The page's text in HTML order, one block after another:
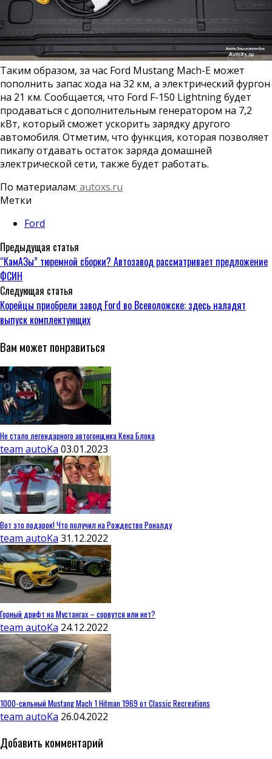
Таким образом, за час Ford Mustang Mach-E может
пополнить запас хода на 32 км, а электрический фургон
на 21 км. Сообщается, что Ford F-150 Lightning будет
продаваться с дополнительным генератором на 7,2
кВт, который сможет ускорить зарядку другого
автомобиля. Отметим, что функция, которая позволяет
пикапу отдавать остаток заряда домашней
электрической сети, также будет работать.
По материалам: autoxs.ru
Метки
Ford
Предыдущая статья
“КамАЗы” тюремной сборки? Автозавод рассматривает предложение
ФСИН
Следующая статья
Корейцы приобрели завод Ford во Всеволожске: здесь наладят
выпуск комплектующих
Вам может понравиться
Не стало легендарного автогонщика Кена Блока
team autoKa 03.01.2023
Вот это подарок! Что получил на Рождество Роналду
team autoKa 31.12.2022
Горный дрифт на Мустангах – сорвутся или нет?
team autoKa 24.12.2022
1000-сильный Mustang Mach 1 Hitman 1969 от Classic Recreations
team autoKa 26.04.2022
Добавить комментарий